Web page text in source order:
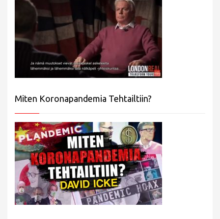
Miten Koronapandemia Tehtailtiin?